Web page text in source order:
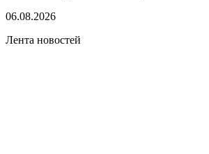
06.08.2026
Лента новостей